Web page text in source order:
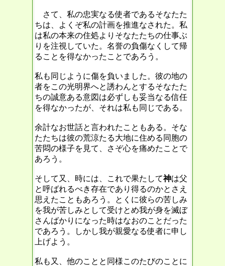
さて、私の忠実なる使者であるそなたた
ちは、よくぞ私の計画を推進なされた。私
は私の本来の住処よりそなたたちの仕事ぶ
りを注視していた。名誉の負傷なくして帰
ることを得なかったことであろう。
私も同じように傷を負いました。彼の地の
者をこの光明界へと誘わんとするそなたた
ちの誠意ある意図は必ずしも妥当なる信任
を得なかったが、それは私も同じである。
余計なお世話と言われたこともある。そな
たたちは彼の荒涼たる大地に住める同胞の
苦悶の様子を見て、さぞ心を痛めたことで
あろう。
そして又、時には、これで果たして神は父
と呼ばれるべき存在であり得るのかとさえ
思えたこともあろう。とくに彼らの苦しみ
を我が苦しみとして受けとめ我が身を滅ぼ
さんばかりになった時はなおのことだった
であろう。しかし我が親愛なる使者に申し
上げよう。
私も又、他のことと同様このたびのことに